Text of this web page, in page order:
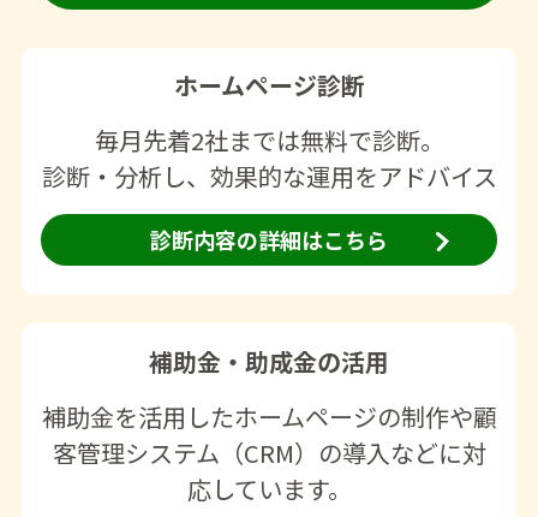
ホームページ診断
毎月先着2社までは無料で診断。
診断・分析し、効果的な運用をアドバイス
診断内容の詳細はこちら
補助金・助成金の活用
補助金を活用したホームページの制作や顧
客管理システム（CRM）の導入などに対
応しています。